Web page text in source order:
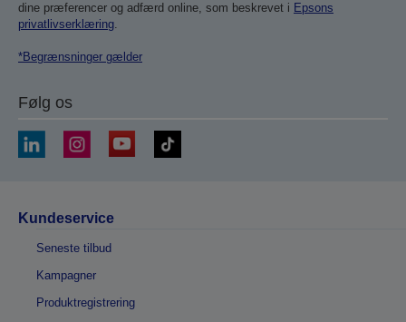
dine præferencer og adfærd online, som beskrevet i Epsons
privatlivserklæring.
*Begrænsninger gælder
Følg os
Kundeservice
Seneste tilbud
Kampagner
Produktregistrering